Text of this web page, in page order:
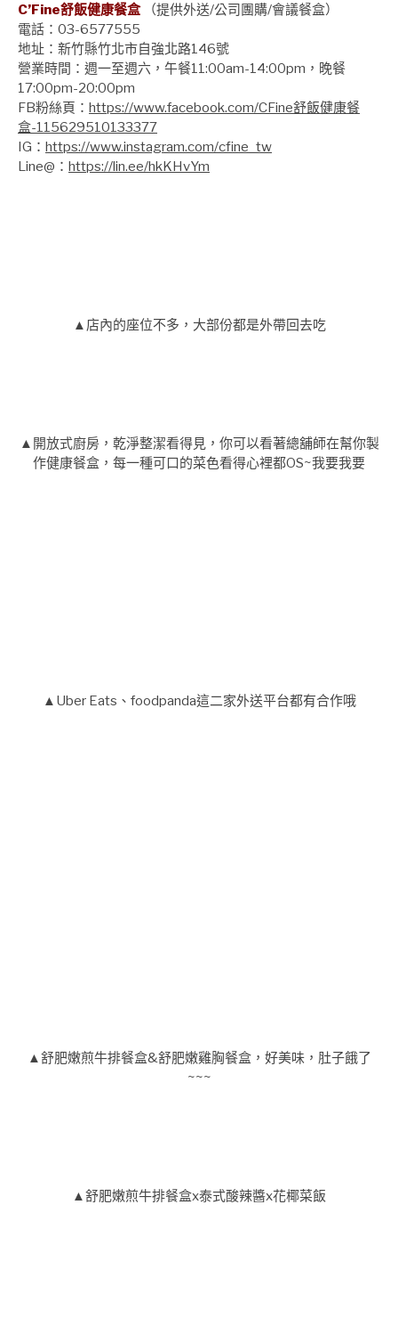
C’Fine舒飯健康餐盒
（提供外送/公司團購/會議餐盒）
電話：03-6577555
地址：新竹縣竹北市自強北路146號
營業時間：週一至週六，午餐11:00am-14:00pm，晚餐
17:00pm-20:00pm
FB粉絲頁： https://www.facebook.com/CFine舒飯健康餐
盒-115629510133377
IG： https://www.instagram.com/cfine_tw
Line@： https://lin.ee/hkKHvYm
▲店內的座位不多，大部份都是外帶回去吃
▲開放式廚房，乾淨整潔看得見，你可以看著總舖師在幫你製
作健康餐盒，每一種可口的菜色看得心裡都OS~我要我要
▲Uber Eats、foodpanda這二家外送平台都有合作哦
▲舒肥嫩煎牛排餐盒&舒肥嫩雞胸餐盒，好美味，肚子餓了
~~~
▲舒肥嫩煎牛排餐盒x泰式酸辣醬x花椰菜飯